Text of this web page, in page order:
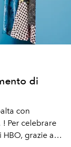
di
con
! Per celebrare
grazie ad